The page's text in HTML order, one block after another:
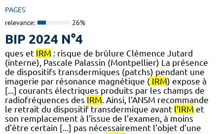
PAGES
relevance: 26%
BIP 2024 N°4
ques et IRM : risque de brûlure Clémence Jutard
(interne), Pascale Palassin (Montpellier) La présence
de dispositifs transdermiques (patchs) pendant une
imagerie par résonance magnétique ( IRM) expose à
[...] courants électriques produits par les champs de
radiofréquences des IRM . Ainsi, l'ANSM recommande
le retrait du dispositif transdermique avant l’IRM et
son remplacement à l’issue de l’examen, à moins
d’être certain [...] pas nécessairement l’objet d’une